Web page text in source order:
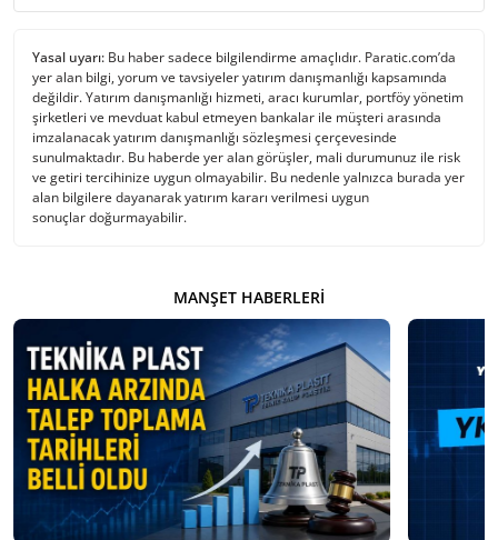
Yasal uyarı: Bu haber sadece bilgilendirme amaçlıdır. Paratic.com’da
yer alan bilgi, yorum ve tavsiyeler yatırım danışmanlığı kapsamında
değildir. Yatırım danışmanlığı hizmeti, aracı kurumlar, portföy yönetim
şirketleri ve mevduat kabul etmeyen bankalar ile müşteri arasında
imzalanacak yatırım danışmanlığı sözleşmesi çerçevesinde
sunulmaktadır. Bu haberde yer alan görüşler, mali durumunuz ile risk
ve getiri tercihinize uygun olmayabilir. Bu nedenle yalnızca burada yer
alan bilgilere dayanarak yatırım kararı verilmesi uygun
sonuçlar doğurmayabilir.
MANŞET HABERLERI